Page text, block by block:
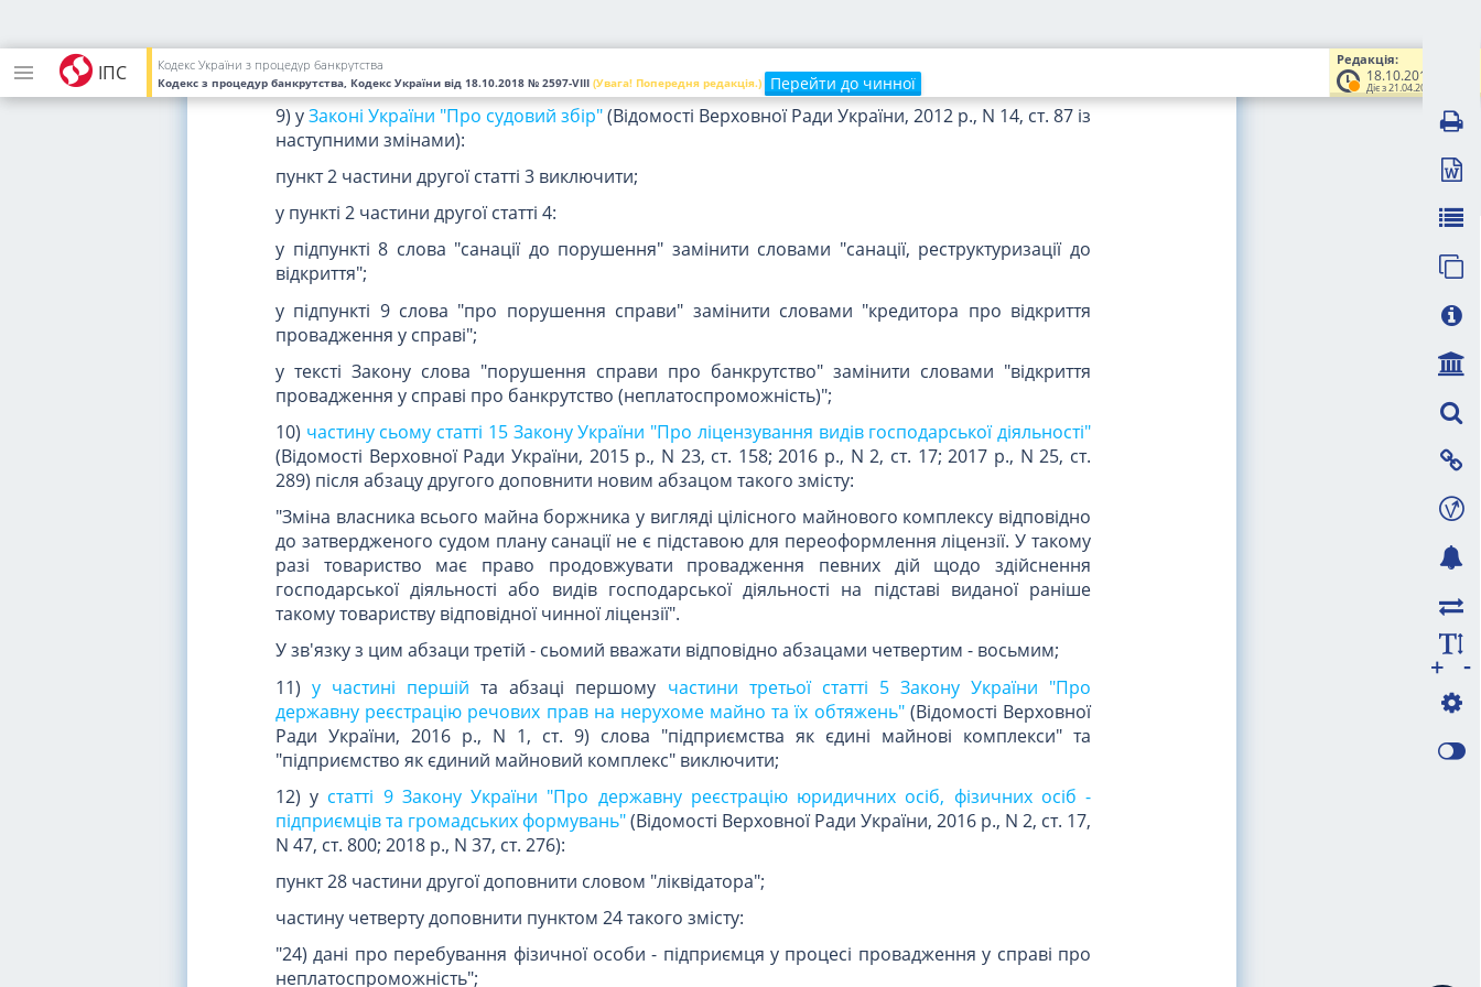
ІПС
Редакція:
18.10.2018
Діє з 21.04.2019
Кодекс України з процедур банкрутства
Кодекс з процедур банкрутства, Кодекс України від 18.10.2018 № 2597-VIII (Увага! Попередня редакція.) Перейти до чинної
У зв'язку з цим абзаци четвертий - дванадцятий вважати відповідно абзацами п'ятим -
тринадцятим;
9) уЗаконі України "Про судовий збір"(Відомості Верховної Ради України, 2012 р., N 14, ст. 87 із
наступними змінами):
пункт 2 частини другої статті 3 виключити;
у пункті 2 частини другої статті 4:
у підпункті 8 слова "санації до порушення" замінити словами "санації, реструктуризації до
відкриття";
у підпункті 9 слова "про порушення справи" замінити словами "кредитора про відкриття
провадження у справі";
у тексті Закону слова "порушення справи про банкрутство" замінити словами "відкриття
провадження у справі про банкрутство (неплатоспроможність)";
10) частину сьому статті 15 Закону України "Про ліцензування видів господарської діяльності"
(Відомості Верховної Ради України, 2015 р., N 23, ст. 158; 2016 р., N 2, ст. 17; 2017 р., N 25, ст.
289) після абзацу другого доповнити новим абзацом такого змісту:
"Зміна власника всього майна боржника у вигляді цілісного майнового комплексу відповідно
до затвердженого судом плану санації не є підставою для переоформлення ліцензії. У такому
разі товариство має право продовжувати провадження певних дій щодо здійснення
господарської діяльності або видів господарської діяльності на підставі виданої раніше
такому товариству відповідної чинної ліцензії".
У зв'язку з цим абзаци третій - сьомий вважати відповідно абзацами четвертим - восьмим;
11) у частині першій та абзаці першому частини третьої статті 5 Закону України "Про
державну реєстрацію речових прав на нерухоме майно та їх обтяжень" (Відомості Верховної
Ради України, 2016 р., N 1, ст. 9) слова "підприємства як єдині майнові комплекси" та
"підприємство як єдиний майновий комплекс" виключити;
12) у статті 9 Закону України "Про державну реєстрацію юридичних осіб, фізичних осіб -
підприємців та громадських формувань"(Відомості Верховної Ради України, 2016 р., N 2, ст. 17,
N 47, ст. 800; 2018 р., N 37, ст. 276):
пункт 28 частини другої доповнити словом "ліквідатора";
частину четверту доповнити пунктом 24 такого змісту:
"24) дані про перебування фізичної особи - підприємця у процесі провадження у справі про
неплатоспроможність";
-
+